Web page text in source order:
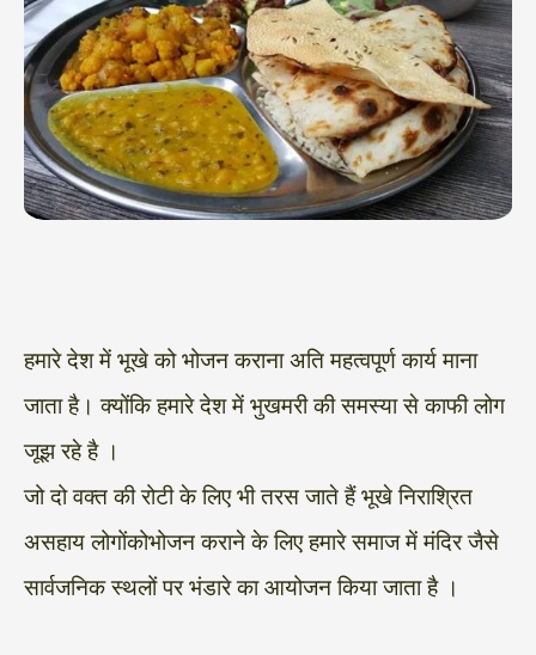
हमारे देश में भूखे को भोजन कराना अति महत्वपूर्ण कार्य माना
जाता है। क्योंकि हमारे देश में भुखमरी की समस्या से काफी लोग
जूझ रहे है ।
जो दो वक्त की रोटी के लिए भी तरस जाते हैं भूखे निराश्रित
असहाय लोगोंकोभोजन कराने के लिए हमारे समाज में मंदिर जैसे
सार्वजनिक स्थलों पर भंडारे का आयोजन किया जाता है ।